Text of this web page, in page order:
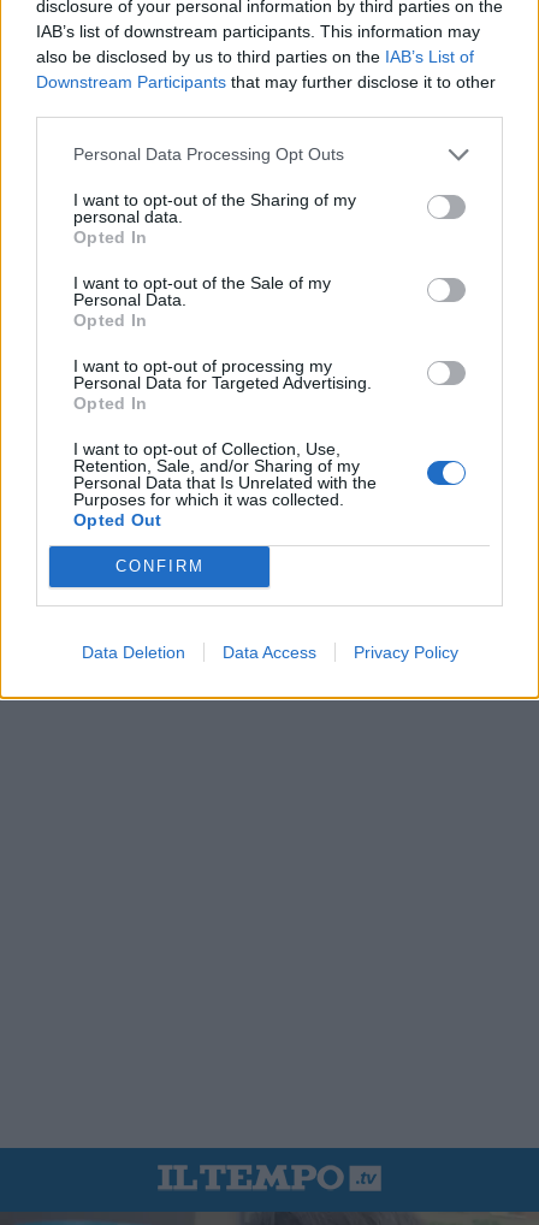
disclosure of your personal information by third parties on the
IAB’s list of downstream participants. This information may
also be disclosed by us to third parties on the IAB’s List of
Downstream Participants that may further disclose it to other
Personal Data Processing Opt Outs
I want to opt-out of the Sharing of my
personal data.
Opted In
I want to opt-out of the Sale of my
Personal Data.
Opted In
I want to opt-out of processing my
Personal Data for Targeted Advertising.
Opted In
I want to opt-out of Collection, Use,
Retention, Sale, and/or Sharing of my
Personal Data that Is Unrelated with the
Purposes for which it was collected.
Opted Out
CONFIRM
Data Deletion Data Access Privacy Policy
In evidenza